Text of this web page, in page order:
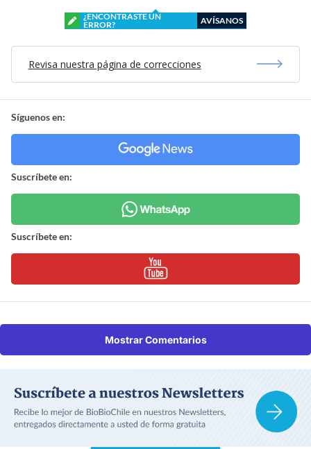
¿ENCONTRASTE UN
ERROR?
AVÍSANOS
Revisa nuestra página de correcciones
Síguenos en:
Suscríbete en:
Suscríbete en:
Mostrar Comentarios